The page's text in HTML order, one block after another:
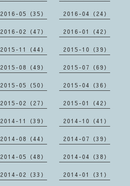
2016-05（35） 2016-04（24）
2016-02（47） 2016-01（42）
2015-11（44） 2015-10（39）
2015-08（49） 2015-07（69）
2015-05（50） 2015-04（36）
2015-02（27） 2015-01（42）
2014-11（39） 2014-10（41）
2014-08（44） 2014-07（39）
2014-05（48） 2014-04（38）
2014-02（33） 2014-01（31）